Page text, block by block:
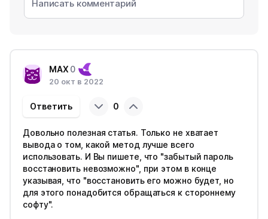
MAX 0
20 окт в 2022
0
Ответить
Довольно полезная статья. Только не хватает
вывода о том, какой метод лучше всего
использовать. И Вы пишете, что "забытый пароль
восстановить невозможно", при этом в конце
указывая, что "восстановить его можно будет, но
для этого понадобится обращаться к стороннему
софту".